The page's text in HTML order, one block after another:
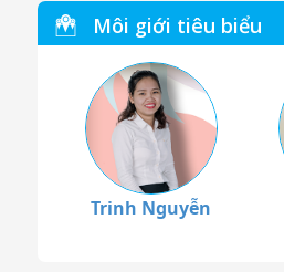
Môi giới tiêu biểu
Trinh Nguyễn